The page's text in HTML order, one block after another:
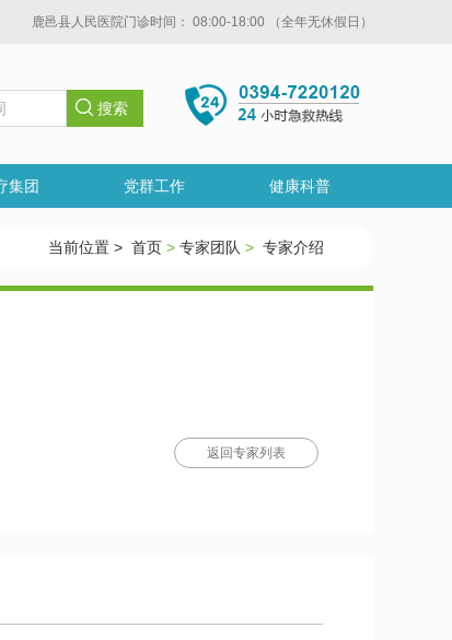
鹿邑县人民医院门诊时间： 08:00-18:00 （全年无休假日）
集团 党群工作 健康科普
当前位置 > 首页 > 专家团队 > 专家介绍
返回专家列表